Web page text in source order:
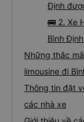
Định
🚌 2. Xe
Bình
Những thắc
limousine đi
Thông tin đặt
các nhà xe